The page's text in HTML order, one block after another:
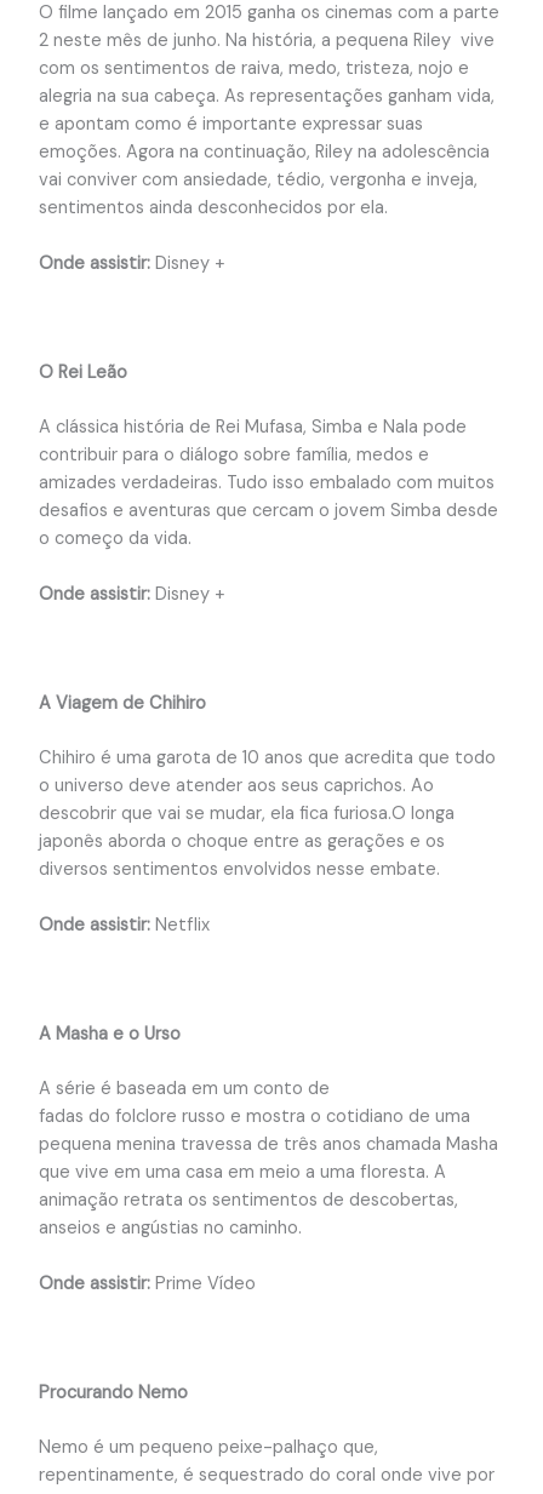
O filme lançado em 2015 ganha os cinemas com a parte
2 neste mês de junho. Na história, a pequena Riley vive
com os sentimentos de raiva, medo, tristeza, nojo e
alegria na sua cabeça. As representações ganham vida,
e apontam como é importante expressar suas
emoções. Agora na continuação, Riley na adolescência
vai conviver com ansiedade, tédio, vergonha e inveja,
sentimentos ainda desconhecidos por ela.
Onde assistir:Disney +
O Rei Leão
A clássica história de Rei Mufasa, Simba e Nala pode
contribuir para o diálogo sobre família, medos e
amizades verdadeiras. Tudo isso embalado com muitos
desafios e aventuras que cercam o jovem Simba desde
o começo da vida.
Onde assistir:Disney +
A Viagem de Chihiro
Chihiro é uma garota de 10 anos que acredita que todo
o universo deve atender aos seus caprichos. Ao
descobrir que vai se mudar, ela fica furiosa.O longa
japonês aborda o choque entre as gerações e os
diversos sentimentos envolvidos nesse embate.
Onde assistir:Netflix
A Masha e o Urso
A série é baseada em um conto de
fadas do folclore russo e mostra o cotidiano de uma
pequena menina travessa de três anos chamada Masha
que vive em uma casa em meio a uma floresta. A
animação retrata os sentimentos de descobertas,
anseios e angústias no caminho.
Onde assistir:Prime Vídeo
Procurando Nemo
Nemo é um pequeno peixe-palhaço que,
repentinamente, é sequestrado do coral onde vive por